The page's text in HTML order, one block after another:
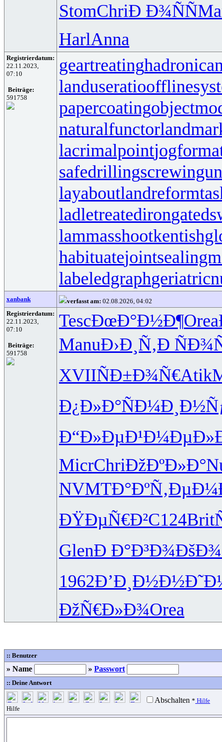
StomChriÐ Ð¾ÑÑ
HarlAnna
Registrierdatum:
22.11.2023,
07:10
Beiträge:
591758
geartreating
landuseratio
papercoating
naturalfunctor
lacrimalpoint
safedrilling
layaboutlandreform
ladletreatediron
lammasshoot
habituate
labeledgraph
xanbank verfasst am: 02.08.2026, 04:02
Registrierdatum:
22.11.2023,
07:10
Beiträge:
591758
TescÐœÐ°Ð½Ð¶Orea
ManuÐ›Ð¸Ñ‚Ð
XVIIÑÐ±Ð¾Ñ€Atik
Ð¿Ð»Ð°Ñ
Ð“Ð»ÐµÐ¹
MicrChriÐžÐºÐ»Ð°
NVMTÐ°ÐºÑ‚Ðµ
ÐŸÐµÑ€Ð²C124Brit
GlenÐ Ð°Ð³Ð¾
1962Ð’Ð¸Ð½Ð½
ÐžÑ€Ð»Ð¾Orea
:: Benutzer
» Name » Passwort
:: Deine Antwort
Abschalten * Hilfe
Hilfe